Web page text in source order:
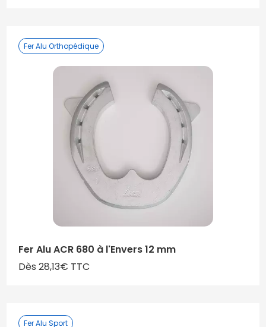
Fer Alu Orthopédique
Fer Alu ACR 680 à l'Envers 12 mm
Dès 28,13€ TTC
Fer Alu Sport